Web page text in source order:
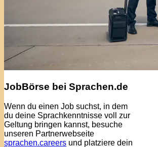
JobBörse bei Sprachen.de
Wenn du einen Job suchst, in dem
du deine Sprachkenntnisse voll zur
Geltung bringen kannst, besuche
unseren Partnerwebseite
sprachen.careers und platziere dein